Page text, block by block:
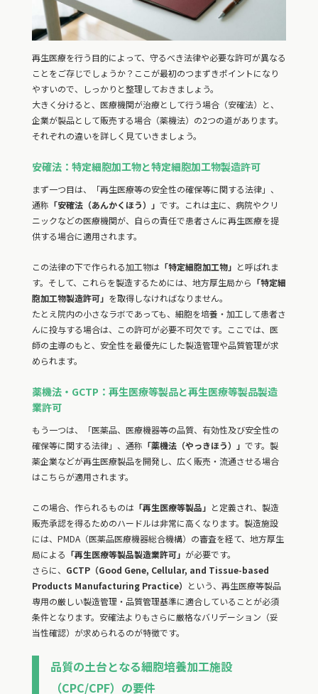
再生医療を行う目的によって、守るべき法律や必要な許可が異なる
ことをご存じでしょうか？ここが最初のつまずきポイントになり
やすいので、しっかりと整理しておきましょう。
大きく分けると、医療機関が治療として行う場合（安確法）と、
企業が製品として販売する場合（薬機法）の2つの道があります。
それぞれの違いを詳しく見ていきましょう。
安確法：特定細胞加工物と特定細胞加工物製造許可
まず一つ目は、「再生医療等の安全性の確保等に関する法律」、
通称 「安確法（あんかくほう）」 です。これは主に、病院やクリ
ニックなどの医療機関が、自らの責任で患者さんに再生医療を提
供する場合に適用されます。
この法律の下で作られる加工物は 「特定細胞加工物」 と呼ばれま
す。そして、これらを製造するためには、地方厚生局から 「特定細
胞加工物製造許可」 を取得しなければなりません。
たとえ院内の小さなラボであっても、細胞を培養・加工して患者さ
んに投与する場合は、この許可が必要不可欠です。ここでは、医
師の主導のもと、安全性を最優先にした製造管理や品質管理が求
められます。
薬機法・GCTP：再生医療等製品と再生医療等製品製造
業許可
もう一つは、「医薬品、医療機器等の品質、有効性及び安全性の
確保等に関する法律」、通称 「薬機法（やっきほう）」 です。製
薬企業などが再生医療製品を開発し、広く販売・流通させる場合
はこちらが適用されます。
この場合、作られるものは 「再生医療等製品」 と定義され、製造
販売承認を得るためのハードルは非常に高くなります。製造施設
には、PMDA（医薬品医療機器総合機構）の審査を経て、地方厚生
局による 「再生医療等製品製造業許可」 が必要です。
さらに、 GCTP（Good Gene, Cellular, and Tissue-based
Products Manufacturing Practice） という、再生医療等製品
専用の厳しい製造管理・品質管理基準に適合していることが必須
条件となります。安確法よりもさらに厳格なバリデーション（妥
当性確認）が求められるのが特徴です。
品質の土台となる細胞培養加工施設
（CPC/CPF）の要件